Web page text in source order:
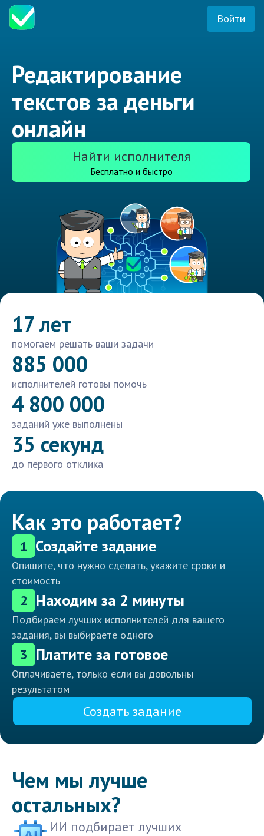
Войти
Редактирование
текстов за деньги
онлайн
Найти исполнителя
Бесплатно и быстро
17 лет
помогаем решать ваши задачи
885 000
исполнителей готовы помочь
4 800 000
заданий уже выполнены
35 секунд
до первого отклика
Как это работает?
1 Создайте задание
Опишите, что нужно сделать, укажите сроки и
стоимость
2 Находим за 2 минуты
Подбираем лучших исполнителей для вашего
задания, вы выбираете одного
3 Платите за готовое
Оплачиваете, только если вы довольны
результатом
Создать задание
Чем мы лучше
остальных?
ИИ подбирает лучших